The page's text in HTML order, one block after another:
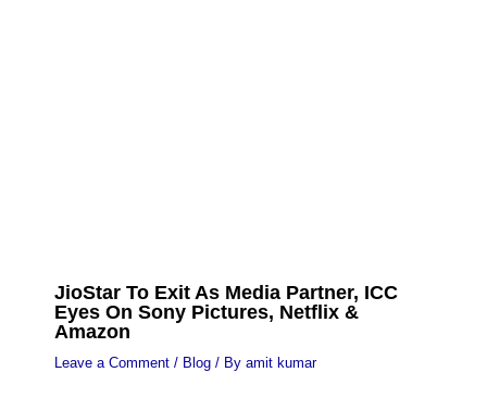
JioStar To Exit As Media Partner, ICC
Eyes On Sony Pictures, Netflix &
Amazon
Leave a Comment / Blog/ By amit kumar